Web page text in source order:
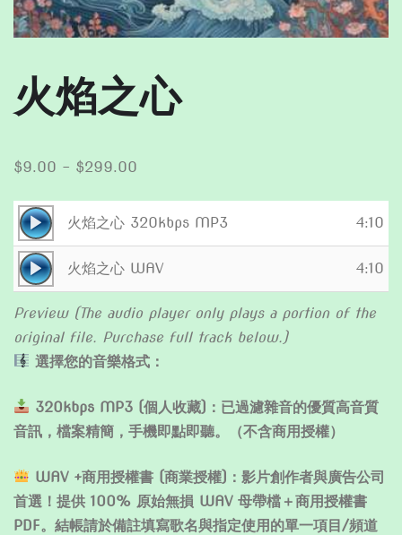
火焰之心
$9.00 – $299.00
$9.00
$299.00
Audio
Player
火焰之心 320kbps MP3 4:10
Audio
Player
火焰之心 WAV 4:10
Preview (The audio player only plays a portion of the
original file. Purchase full track below.)
選擇您的音樂格式：
320kbps MP3 (個人收藏)：已過濾雜音的優質高音質
音訊，檔案精簡，手機即點即聽。（不含商用授權）
WAV +商用授權書 (商業授權)：影片創作者與廣告公司
首選！提供 100% 原始無損 WAV 母帶檔＋商用授權書
PDF。結帳請於備註填寫歌名與指定使用的單一項目/頻道